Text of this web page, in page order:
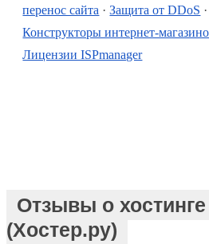
перенос сайта ·Защита от DDoS
Конструкторы интернет-
Лицензии ISPmanager
Отзывы о
(Хостер.ру)